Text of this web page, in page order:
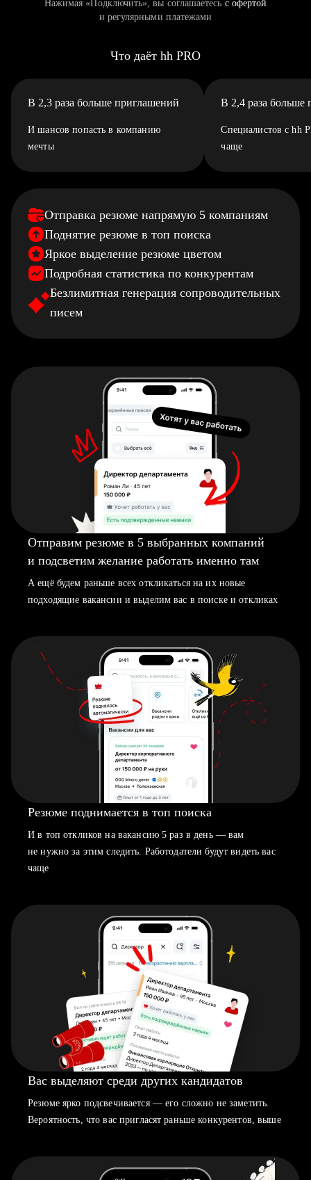
Нажимая «Подключить», вы соглашаетесь с офертой
и регулярными платежами
Что даёт hh PRO
В 2,3 раза больше приглашений
И шансов попасть в компанию
мечты
В 2,4 раза больше
Специалистов с hh
чаще
Отправка резюме напрямую 5 компаниям
Поднятие резюме в топ поиска
Яркое выделение резюме цветом
Подробная статистика по конкурентам
Безлимитная генерация сопроводительных
писем
Отправим резюме в 5 выбранных компаний
и подсветим желание работать именно там
А ещё будем раньше всех откликаться на их новые
подходящие вакансии и выделим вас в поиске и откликах
Резюме поднимается в топ поиска
И в топ откликов на вакансию 5 раз в день — вам
не нужно за этим следить. Работодатели будут видеть вас
чаще
Вас выделяют среди других кандидатов
Резюме ярко подсвечивается — его сложно не заметить.
Вероятность, что вас пригласят раньше конкурентов, выше